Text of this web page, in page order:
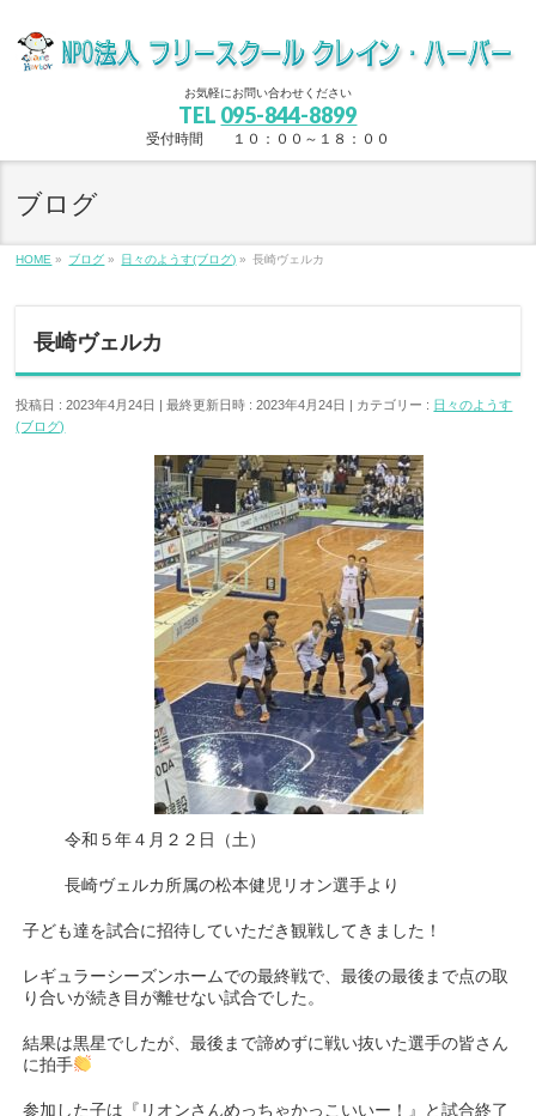
お気軽にお問い合わせください
TEL 095-844-8899
受付時間 １０：００～１８：００
ブログ
HOME » ブログ » 日々のようす(ブログ) » 長崎ヴェルカ
長崎ヴェルカ
投稿日 : 2023年4月24日 最終更新日時 : 2023年4月24日 カテゴリー : 日々のようす
(ブログ)
令和５年４月２２日（土）
長崎ヴェルカ所属の松本健児リオン選手より
子ども達を試合に招待していただき観戦してきました！
レギュラーシーズンホームでの最終戦で、最後の最後まで点の取
り合いが続き目が離せない試合でした。
結果は黒星でしたが、最後まで諦めずに戦い抜いた選手の皆さん
に拍手
参加した子は『リオンさんめっちゃかっこいいー！』と試合終了